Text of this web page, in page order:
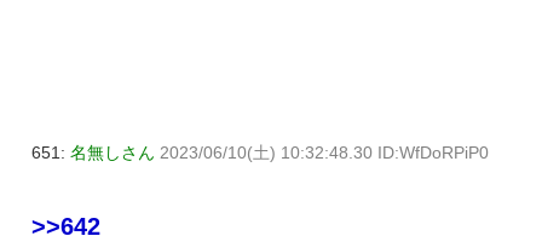
651: 名無しさん 2023/06/10(土) 10:32:48.30 ID:WfDoRPiP0
>>642